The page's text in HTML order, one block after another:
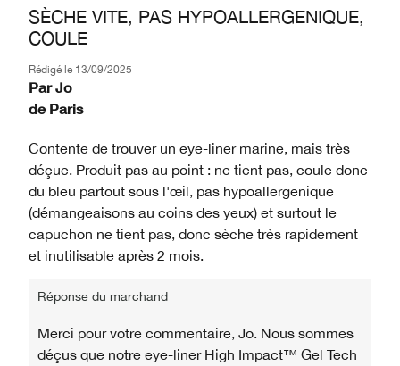
SÈCHE VITE, PAS HYPOALLERGENIQUE,
COULE
Rédigé le 13/09/2025
Par Jo
de Paris
Contente de trouver un eye-liner marine, mais très
déçue. Produit pas au point : ne tient pas, coule donc
du bleu partout sous l'œil, pas hypoallergenique
(démangeaisons au coins des yeux) et surtout le
capuchon ne tient pas, donc sèche très rapidement
et inutilisable après 2 mois.
Réponse du marchand
Merci pour votre commentaire, Jo. Nous sommes
déçus que notre eye-liner High Impact™ Gel Tech